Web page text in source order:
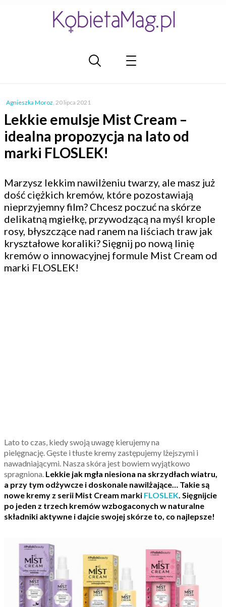
Agnieszka Moroz, 20 lipca 2021
Lekkie emulsje Mist Cream –
idealna propozycja na lato od
marki FLOSLEK!
Marzysz lekkim nawilżeniu twarzy, ale masz już
dość ciężkich kremów, które pozostawiają
nieprzyjemny film? Chcesz poczuć na skórze
delikatną mgiełkę, przywodzącą na myśl krople
rosy, błyszczące nad ranem na liściach traw jak
kryształowe koraliki? Sięgnij po nową linię
kremów o innowacyjnej formule Mist Cream od
marki FLOSLEK!
Lato to czas, kiedy swoją uwagę kierujemy na
pielęgnację. Gęste i tłuste kremy zastępujemy lżejszymi i
nawadniającymi. Nasza skóra jest bowiem wyjątkowo
spragniona. Lekkie jak mgła niesiona na skrzydłach wiatru,
a przy tym odżywcze i doskonale nawilżające… Takie są
nowe kremy z serii Mist Cream marki FLOSLEK. Sięgnijcie
po jeden z trzech kremów wzbogaconych w naturalne
składniki aktywne i dajcie swojej skórze to, co najlepsze!